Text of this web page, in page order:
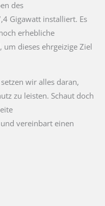
des
Gigawatt installiert. Es
erhebliche
dieses ehrgeizige Ziel
wir alles daran,
zu leisten. Schaut doch
vereinbart einen